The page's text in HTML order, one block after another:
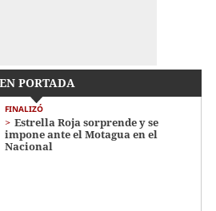
EN PORTADA
FINALIZÓ
Estrella Roja sorprende y se
impone ante el Motagua en el
Nacional